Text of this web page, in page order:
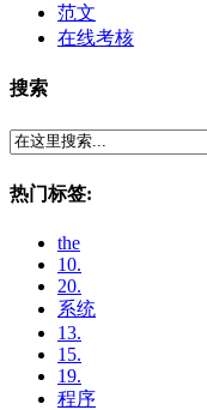
范文
在线考核
搜索
热门标签:
the
10.
20.
系统
13.
15.
19.
程序